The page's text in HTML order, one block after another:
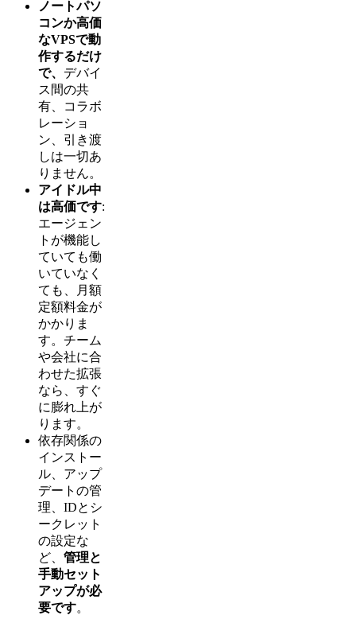
ノートパソ
コンか高価
なVPSで動
作するだけ
で、 デバイ
ス間の共
有、コラボ
レーショ
ン、引き渡
しは一切あ
りません。
アイドル中
は高価です:
エージェン
トが機能し
ていても働
いていなく
ても、月額
定額料金が
かかりま
す。チーム
や会社に合
わせた拡張
なら、すぐ
に膨れ上が
ります。
依存関係の
インストー
ル、アップ
デートの管
理、IDとシ
ークレット
の設定な
ど、 管理と
手動セット
アップが必
要です。